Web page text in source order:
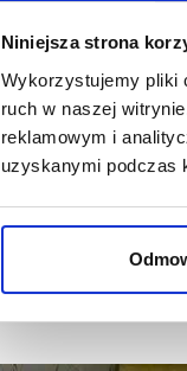
Niniejsza strona
Wykorzystujemy pliki
ruch w naszej
reklamowym i
uzyskanymi podczas